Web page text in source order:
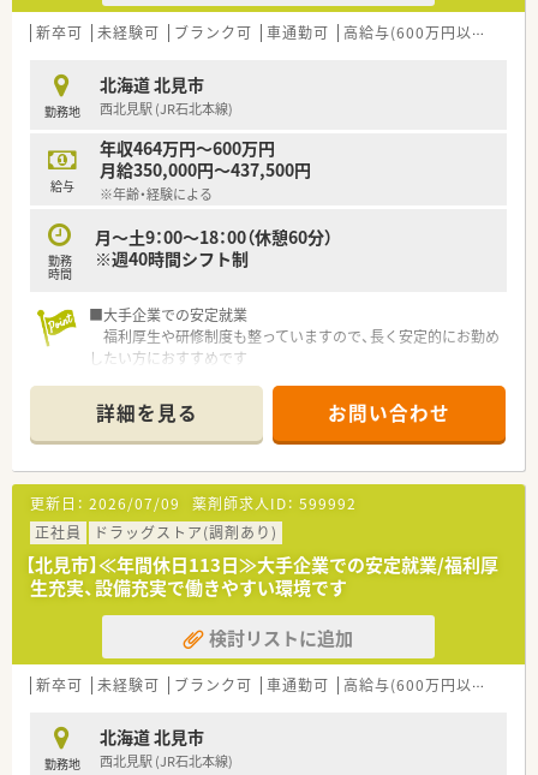
をつけながらお仕事したい方にも最適です
■大手チェーン薬局ならではの福利厚生が充実していますので、
変化にあわせて安心してお仕事を続けられる実績が多数ありま
す。
■教育体制の他、明確な昇格基準を設けていますので、ご自身の
頑張りがはっきりと反映され、やりがいを持って取り組んでいく
ことができます
■嬉しい社割制度でお得にお買い物ができます！
取り扱う商品の約8割は割引対象ですので、普段使っているお薬
や化粧品、日用品をお得に購入することがでいます。
■安心安全の調剤システムを全店導入しています！
電子薬歴・薬袋発行機・散薬監査システム・レセプトコンピュータ
を高め薬剤師の負担を軽減できるシステムを全店に導入してい
ます。
新卒可 未経験可 ブランク可 車通勤可 高給与(600万円以上)
勤務地
北海道 北見市
西北見駅 (JR石北本線)
給与
年収464万円～600万円
月給350,000円～437,500円
※年齢・経験による
勤務
時間
月～土9：00～18：00（休憩60分）
※週40時間シフト制
■大手企業での安定就業
福利厚生や研修制度も整っていますので、長く安定的にお勤め
したい方におすすめです
赴任費用、借り上げ社宅についてもお気軽にご相談ください
■ショッピングモール内の店舗で、ご自身のお買物等にも便利で
す♪
詳細を見る お問い合わせ
更新日： 2026/07/09 薬剤師求人ID： 599992
正社員
ドラッグストア(調剤あり)
【北見市】≪年間休日113日≫大手企業での安定就業/福利厚
生充実、設備充実で働きやすい環境です
検討リストに追加
新卒可 未経験可 ブランク可 車通勤可 高給与(600万円以上)
勤務地
北海道 北見市
西北見駅 (JR石北本線)